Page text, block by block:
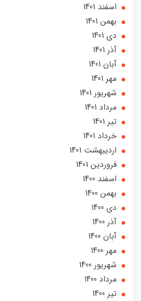
اسفند 1401
بهمن 1401
دی 1401
آذر 1401
آبان 1401
مهر 1401
شهریور 1401
مرداد 1401
تير 1401
خرداد 1401
ارديبهشت 1401
فروردین 1401
اسفند 1400
بهمن 1400
دی 1400
آذر 1400
آبان 1400
مهر 1400
شهریور 1400
مرداد 1400
تير 1400